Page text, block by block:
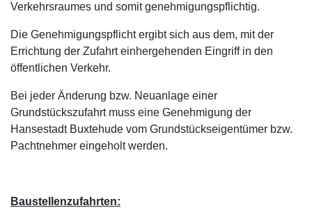
Verkehrsraumes und somit genehmigungspflichtig.
Die Genehmigungspflicht ergibt sich aus dem, mit der
Errichtung der Zufahrt einhergehenden Eingriff in den
öffentlichen Verkehr.
Bei jeder Änderung bzw. Neuanlage einer
Grundstückszufahrt muss eine Genehmigung der
Hansestadt Buxtehude vom Grundstückseigentümer bzw.
Pachtnehmer eingeholt werden.
Baustellenzufahrten: